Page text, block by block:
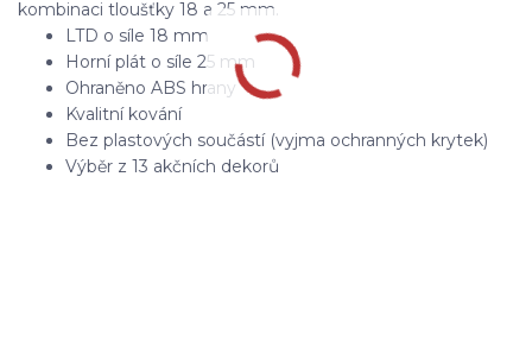
kombinaci tloušťky 18 a 25 mm.
LTD o síle 18 mm
Horní plát o síle 25 mm
Ohraněno ABS hrany
Kvalitní kování
Bez plastových součástí (vyjma ochranných krytek)
Výběr z 13 akčních dekorů